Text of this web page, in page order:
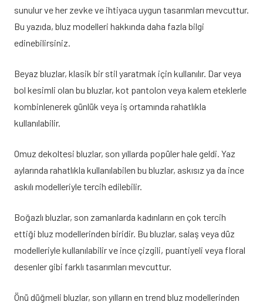
sunulur ve her zevke ve ihtiyaca uygun tasarımları mevcuttur.
Bu yazıda, bluz modelleri hakkında daha fazla bilgi
edinebilirsiniz.
Beyaz bluzlar, klasik bir stil yaratmak için kullanılır. Dar veya
bol kesimli olan bu bluzlar, kot pantolon veya kalem eteklerle
kombinlenerek günlük veya iş ortamında rahatlıkla
kullanılabilir.
Omuz dekoltesi bluzlar, son yıllarda popüler hale geldi. Yaz
aylarında rahatlıkla kullanılabilen bu bluzlar, askısız ya da ince
askılı modelleriyle tercih edilebilir.
Boğazlı bluzlar, son zamanlarda kadınların en çok tercih
ettiği bluz modellerinden biridir. Bu bluzlar, salaş veya düz
modelleriyle kullanılabilir ve ince çizgili, puantiyeli veya floral
desenler gibi farklı tasarımları mevcuttur.
Önü düğmeli bluzlar, son yılların en trend bluz modellerinden